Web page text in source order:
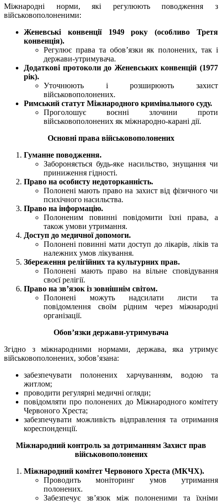
Міжнародні норми, які регулюють поводження з
військовополоненими:
Женевські конвенції 1949 року (особливо Третя
конвенція).
Регулює права та обов’язки як полонених, так і
держави-утримувача.
Додаткові протоколи до Женевських конвенцій (1977
рік).
Уточнюють і розширюють захист
військовополонених.
Римський статут Міжнародного кримінального суду.
Проголошує воєнні злочини проти
військовополонених як міжнародно-карані дії.
Основні права військовополонених
Гуманне поводження.
Забороняється будь-яке насильство, знущання чи
приниження гідності.
Право на особисту недоторканність.
Полонені мають право на захист від фізичного чи
психічного насильства.
Право на інформацію.
Полоненим повинні повідомити їхні права, а
також умови утримання.
Доступ до медичної допомоги.
Полонені повинні мати доступ до лікарів, ліків та
належних умов лікування.
Збереження релігійних та культурних прав.
Полонені мають право на вільне сповідування
своєї релігії.
Право на зв’язок із зовнішнім світом.
Полонені можуть надсилати листи та
повідомлення своїм рідним через міжнародні
організації.
Обов’язки держави-утримувача
Згідно з міжнародними нормами, держава, яка утримує
військовополонених, зобов’язана:
забезпечувати полонених харчуванням, водою та
житлом;
проводити регулярні медичні огляди;
повідомляти про полонених до Міжнародного комітету
Червоного Хреста;
забезпечувати можливість відправлення та отримання
кореспонденції.
Міжнародний контроль за дотриманням Захист прав
військовополонених
Міжнародний комітет Червоного Хреста (МКЧХ).
Проводить моніторинг умов утримання
полонених.
Забезпечує зв’язок між полоненими та їхніми